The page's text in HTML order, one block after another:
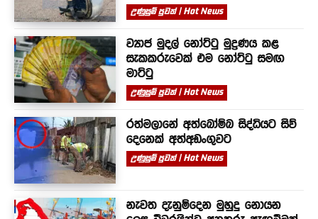
උණුසුම් පුවත් | Hot News
ව්‍යාජ මුදල් නෝට්ටු මුද්‍රණය කළ
සැකකරුවෙක් එම නෝට්ටු සමඟ
මාට්ටු
උණුසුම් පුවත් | Hot News
රත්මලානේ අත්බෝම්බ සිද්ධියට සිව්
දෙනෙක් අත්අඩංගුවට
උණුසුම් පුවත් | Hot News
නැවත දැනුම්දෙන මුහුදු නොයන